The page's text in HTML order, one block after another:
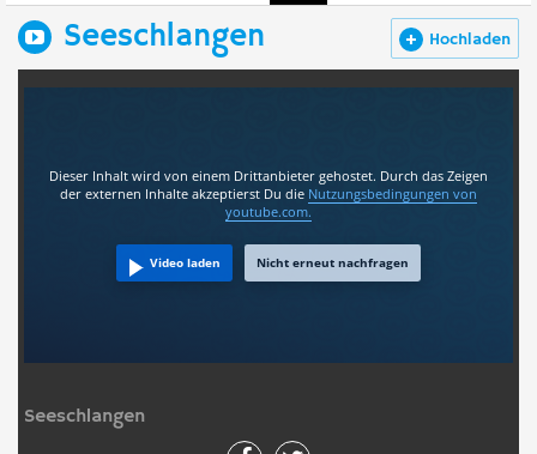
Hochladen
Seeschlangen
Dieser Inhalt wird von einem Drittanbieter gehostet. Durch das Zeigen
der externen Inhalte akzeptierst Du die Nutzungsbedingungen von
youtube.com.
Video laden Nicht erneut nachfragen
Seeschlangen